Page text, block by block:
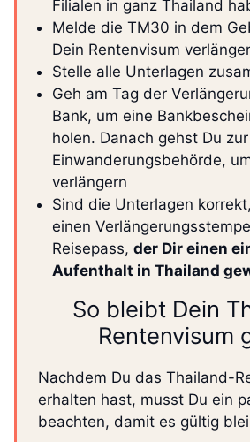
Filialen in ganz Thailand
Melde die TM30 in dem
Dein Rentenvisum
Stelle alle Unterlagen
Geh am Tag der
Bank, um eine
holen. Danach gehst Du
Einwanderungsbehörde,
verlängern
Sind die Unterlagen
einen
Reisepass, der Dir einen
Aufenthalt in Thailand
So bleibt Dein
Rentenvisum
Nachdem Du das Thailand-
erhalten hast, musst Du ein
beachten, damit es gültig